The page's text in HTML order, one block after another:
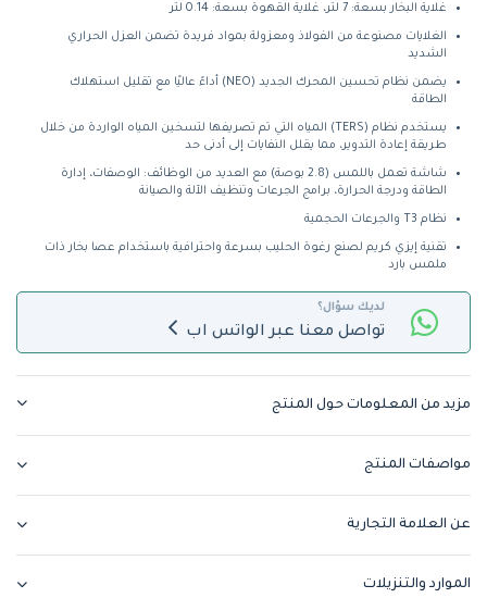
غلاية البخار بسعة: 7 لتر، غلاية القهوة بسعة: 0.14 لتر
الغلايات مصنوعة من الفولاذ ومعزولة بمواد فريدة تضمن العزل الحراري
الشديد
يضمن نظام تحسين المحرك الجديد (NEO) أداءً عاليًا مع تقليل استهلاك
الطاقة
يستخدم نظام (TERS) المياه التي تم تصريفها لتسخين المياه الواردة من خلال
طريقة إعادة التدوير، مما يقلل النفايات إلى أدنى حد
شاشة تعمل باللمس (2.8 بوصة) مع العديد من الوظائف: الوصفات، إدارة
الطاقة ودرجة الحرارة، برامج الجرعات وتنظيف الآلة والصيانة
نظام T3 والجرعات الحجمية
تقنية إيزي كريم لصنع رغوة الحليب بسرعة واحترافية باستخدام عصا بخار ذات
ملمس بارد
لديك سؤال؟
تواصل معنا عبر الواتس اب
مزيد من المعلومات حول المنتج
مواصفات المنتج
عن العلامة التجارية
الموارد والتنزيلات